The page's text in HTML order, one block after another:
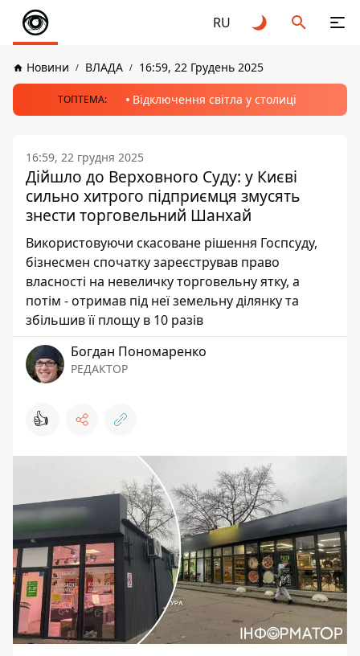
RU
Новини ВЛАДА 16:59, 22 Грудень 2025
ТОПТЕМА: Відключення світла у столиці
16:59, 22 грудня 2025
Дійшло до Верховного Суду: у Києві
сильно хитрого підприємця змусять
знести торговельний Шанхай
Використовуючи скасоване рішення Госпсуду,
бізнесмен спочатку зареєстрував право
власності на невеличку торговельну ятку, а
потім - отримав під неї земельну ділянку та
збільшив її площу в 10 разів
Богдан Пономаренко
РЕДАКТОР
👍